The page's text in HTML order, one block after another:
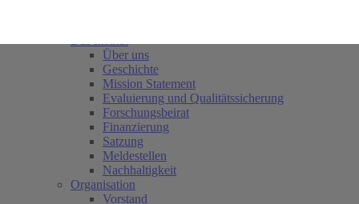
Über uns
Geschichte
Mission Statement
Evaluierung und Qualitätssicherung
Forschungsbeirat
Finanzierung
Satzung
Meldestellen
Nachhaltigkeit
Organisation
Vorstand